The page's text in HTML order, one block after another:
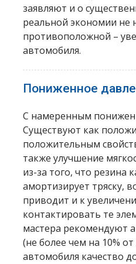
заявляют и о
реальной экономии не
противоположной –
автомобиля.
Пониженное
С намеренным
Существуют как
положительным
также улучшение
из-за того, что резина
амортизирует тряску,
приводит и к
контактировать те
мастера рекомендуют
(не более чем на 10%
автомобиля качество